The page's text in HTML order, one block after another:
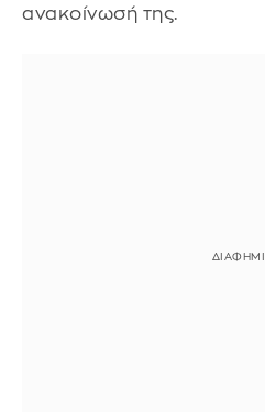
ανακοίνωσή της.